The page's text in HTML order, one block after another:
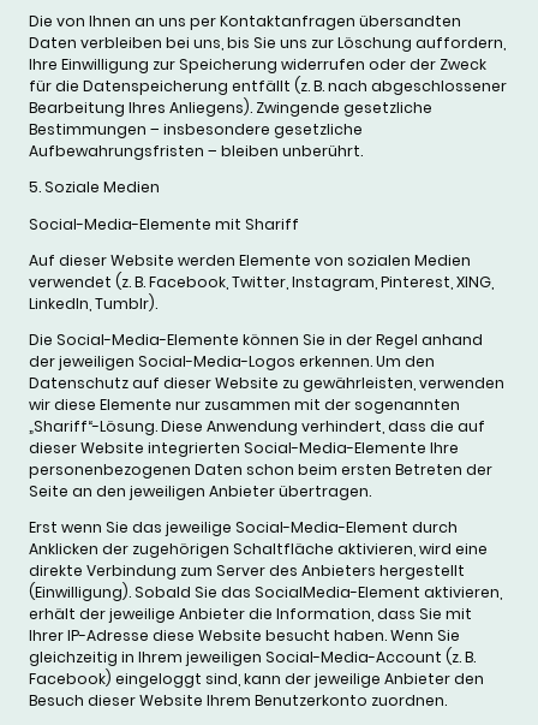
Die von Ihnen an uns per Kontaktanfragen übersandten
Daten verbleiben bei uns, bis Sie uns zur Löschung auffordern,
Ihre Einwilligung zur Speicherung widerrufen oder der Zweck
für die Datenspeicherung entfällt (z. B. nach abgeschlossener
Bearbeitung Ihres Anliegens). Zwingende gesetzliche
Bestimmungen – insbesondere gesetzliche
Aufbewahrungsfristen – bleiben unberührt.
5. Soziale Medien
Social-Media-Elemente mit Shariff
Auf dieser Website werden Elemente von sozialen Medien
verwendet (z. B. Facebook, Twitter, Instagram, Pinterest, XING,
LinkedIn, Tumblr).
Die Social-Media-Elemente können Sie in der Regel anhand
der jeweiligen Social-Media-Logos erkennen. Um den
Datenschutz auf dieser Website zu gewährleisten, verwenden
wir diese Elemente nur zusammen mit der sogenannten
„Shariff“-Lösung. Diese Anwendung verhindert, dass die auf
dieser Website integrierten Social-Media-Elemente Ihre
personenbezogenen Daten schon beim ersten Betreten der
Seite an den jeweiligen Anbieter übertragen.
Erst wenn Sie das jeweilige Social-Media-Element durch
Anklicken der zugehörigen Schaltfläche aktivieren, wird eine
direkte Verbindung zum Server des Anbieters hergestellt
(Einwilligung). Sobald Sie das SocialMedia-Element aktivieren,
erhält der jeweilige Anbieter die Information, dass Sie mit
Ihrer IP-Adresse diese Website besucht haben. Wenn Sie
gleichzeitig in Ihrem jeweiligen Social-Media-Account (z. B.
Facebook) eingeloggt sind, kann der jeweilige Anbieter den
Besuch dieser Website Ihrem Benutzerkonto zuordnen.